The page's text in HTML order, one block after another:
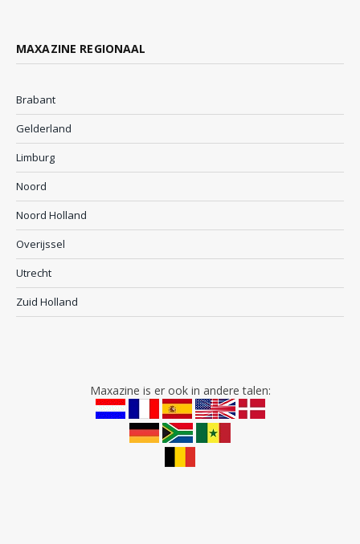
MAXAZINE REGIONAAL
Brabant
Gelderland
Limburg
Noord
Noord Holland
Overijssel
Utrecht
Zuid Holland
Maxazine is er ook in andere talen: